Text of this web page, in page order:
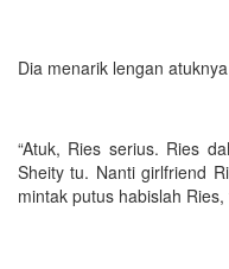
Dia menarik lengan
“Atuk, Ries serius. Ries
Sheity tu. Nanti girlfriend
mintak putus habislah Ries,